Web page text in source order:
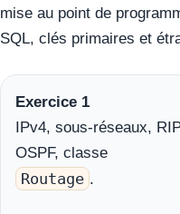
mise au point de
SQL, clés primaires et
Exercice 1
IPv4, sous-réseaux,
OSPF, classe
Routage .